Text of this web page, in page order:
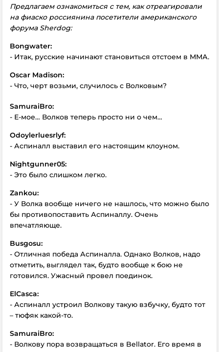
Предлагаем ознакомиться с тем, как отреагировали
на фиаско россиянина посетители американского
форума Sherdog:
Bongwater:
- Итак, русские начинают становиться отстоем в ММА.
Oscar Madison:
- Что, черт возьми, случилось с Волковым?
SamuraiBro:
- Е-мое… Волков теперь просто ни о чем…
Odoylerluesrlyf:
- Аспиналл выставил его настоящим клоуном.
Nightgunner05:
- Это было слишком легко.
Zankou:
- У Волка вообще ничего не нашлось, что можно было
бы противопоставить Аспиналлу. Очень
впечатляюще.
Busgosu:
- Отличная победа Аспиналла. Однако Волков, надо
отметить, выглядел так, будто вообще к бою не
готовился. Ужасный провел поединок.
ElCasca:
- Аспиналл устроил Волкову такую взбучку, будто тот
– тюфяк какой-то.
SamuraiBro:
- Волкову пора возвращаться в Bellator. Его время в